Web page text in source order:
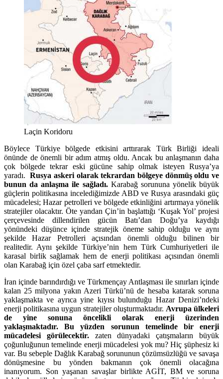
Laçin Koridoru
Böylece Türkiye bölgede etkisini arttırarak Türk Birliği ideali
önünde de önemli bir adım atmış oldu. Ancak bu anlaşmanın daha
çok bölgede tekrar eski gücüne sahip olmak isteyen Rusya’ya
yaradı.Rusya askeri olarak tekrardan bölgeye dönmüş oldu ve
bunun da anlaşma ile sağladı.Karabağ sorununa yönelik büyük
güçlerin politikasına incelediğimizde ABD ve Rusya arasındaki güç
mücadelesi; Hazar petrolleri ve bölgede etkinliğini artırmaya yönelik
stratejiler olacaktır. Öte yandan Çin’in başlattığı ‘Kuşak Yol’ projesi
çerçevesinde dillendirilen gücün Batı’dan Doğu’ya kaydığı
yönündeki düşünce içinde stratejik öneme sahip olduğu ve aynı
şekilde Hazar Petrolleri açısından önemli olduğu bilinen bir
realitedir. Aynı şekilde Türkiye’nin hem Türk Cumhuriyetleri ile
karasal birlik sağlamak hem de enerji politikası açısından önemli
olan Karabağ için özel çaba sarf etmektedir.
İran içinde barındırdığı ve Türkmençay Antlaşması ile sınırları içinde
kalan 25 milyona yakın Azeri Türkü’nü de hesaba katarak soruna
yaklaşmakta ve ayrıca yine kıyısı bulunduğu Hazar Denizi’ndeki
enerji politikasına uygun stratejiler oluşturmaktadır. Avrupa ülkeleri
de yine sonuna öncelikli olarak enerji üzerinden
yaklaşmaktadır. Bu yüzden sorunun temelinde bir enerji
mücadelesi görülecektir.zaten dünyadaki çatışmaların büyük
çoğunluğunun temelinde enerji mücadelesi yok mu? Hiç şüphesiz ki
var. Bu sebeple Dağlık Karabağ sorununun çözümsüzlüğü ve savaşa
dönüşmesine bu yönden bakmanın çok önemli olacağına
inanıyorum. Son yaşanan savaşlar birlikte AGİT, BM ve soruna